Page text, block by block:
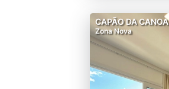
CAPÃO DA CANOA
Zona Nova